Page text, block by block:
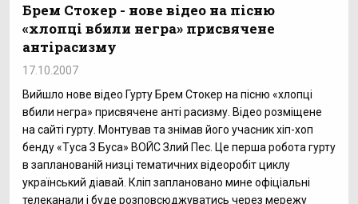
Брем Стокер - нове відео на пісню
«хлопці вбили негра» присвячене
антірасизму
17.10.2007
Вийшло нове відео Гурту Брем Стокер на пісню «хлопці
вбили негра» присвячене анті расизму. Відео розміщене
на сайті гурту. Монтував та знімав його учасник хіп-хоп
бенду «Туса З Буса» ВОЙС Злий Пес. Це перша робота гурту
в запланованій низці тематичних відеоробіт циклу
український діавай. Кліп заплановано мине офіціальні
телеканали і буде розповсюджуватись через мережу